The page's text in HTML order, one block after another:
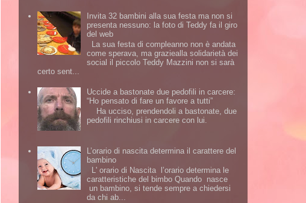
Invita 32 bambini alla sua festa ma non si
presenta nessuno: la foto di Teddy fa il giro
del web
La sua festa di compleanno non è andata
come sperava, ma graziealla solidarietà dei
social il piccolo Teddy Mazzini non si sarà
certo sent...
Uccide a bastonate due pedofili in carcere:
“Ho pensato di fare un favore a tutti”
Ha ucciso, prendendoli a bastonate, due
pedofili rinchiusi in carcere con lui.
L’orario di nascita determina il carattere del
bambino
L' orario di Nascita l’orario determina le
caratteristiche del bimbo Quando nasce
un bambino, si tende sempre a chiedersi
da chi ab...